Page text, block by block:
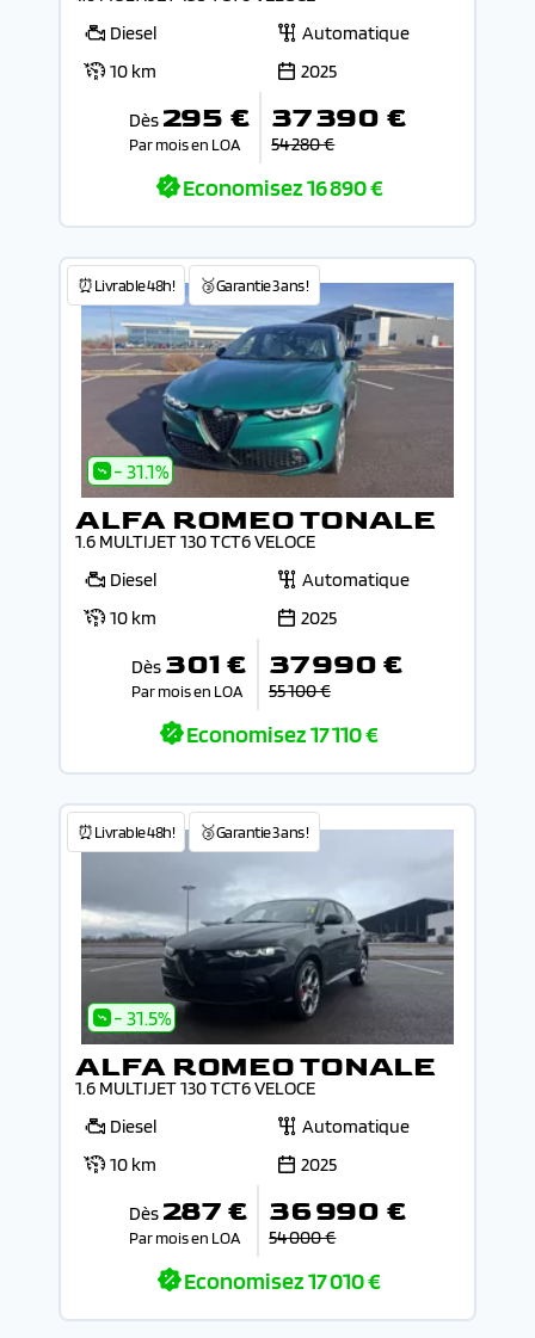
Diesel
Automatique
10 km
2025
Dès 295 €
Par mois en LOA
37 390 €
54 280 €
Economisez16 890 €
⏰Livrable 48h! 🥉Garantie 3 ans !
- 31.1%
ALFA ROMEO TONALE
1.6 MULTIJET 130 TCT6 VELOCE
Diesel
Automatique
10 km
2025
Dès 301 €
Par mois en LOA
37 990 €
55 100 €
Economisez17 110 €
⏰Livrable 48h! 🥉Garantie 3 ans !
- 31.5%
ALFA ROMEO TONALE
1.6 MULTIJET 130 TCT6 VELOCE
Diesel
Automatique
10 km
2025
Dès 287 €
Par mois en LOA
36 990 €
54 000 €
Economisez17 010 €